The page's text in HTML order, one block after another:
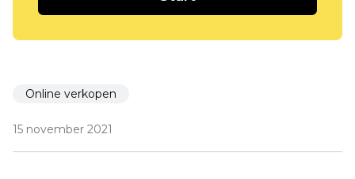
Online verkopen
15 november 2021